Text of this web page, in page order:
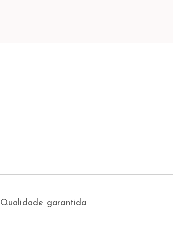
Qualidade garantida